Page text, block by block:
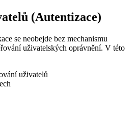
(Autentizace)
se neobejde bez mechanismu
uživatelských oprávnění. V této
uživatelů